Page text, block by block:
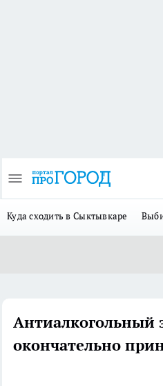
Куда сходить в Сыктывкаре
Антиалкогольный
окончательно